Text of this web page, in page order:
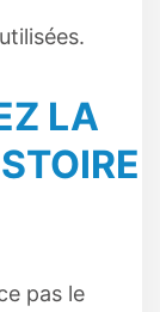
LA
pas le